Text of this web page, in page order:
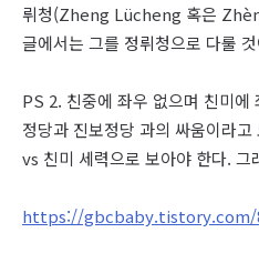
뤼청(Zheng Lücheng 혹은
글에서는 그를 정뤼청으로 다룰
PS 2. 친중에 좌우 없으며 친미에
정당과 진보정당 과의 싸움이라
vs 친미 세력으로 보아야 한다. 그
https://gbcbaby.tistory.com/